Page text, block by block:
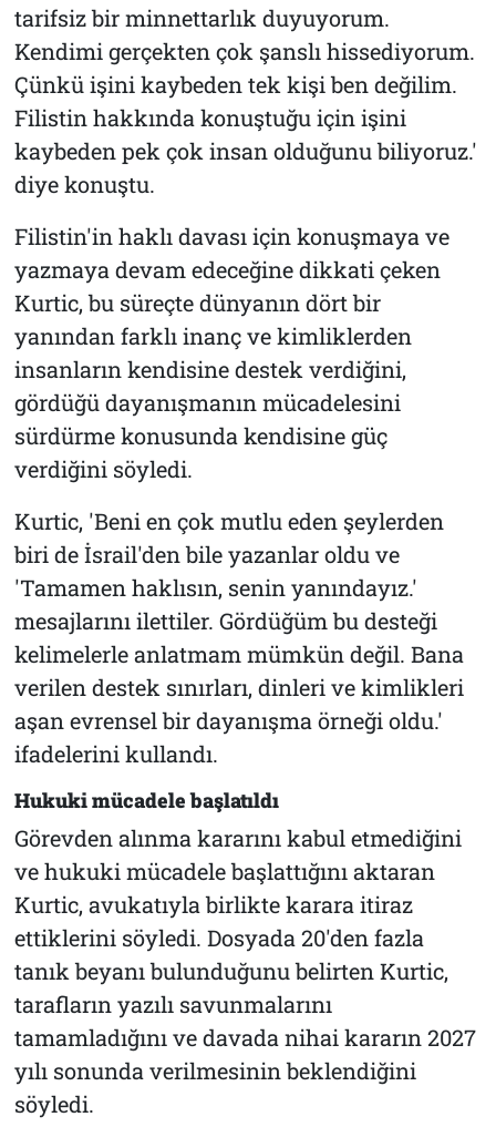
tarifsiz bir minnettarlık duyuyorum.
Kendimi gerçekten çok şanslı hissediyorum.
Çünkü işini kaybeden tek kişi ben değilim.
Filistin hakkında konuştuğu için işini
kaybeden pek çok insan olduğunu biliyoruz.'
diye konuştu.
Filistin'in haklı davası için konuşmaya ve
yazmaya devam edeceğine dikkati çeken
Kurtic, bu süreçte dünyanın dört bir
yanından farklı inanç ve kimliklerden
insanların kendisine destek verdiğini,
gördüğü dayanışmanın mücadelesini
sürdürme konusunda kendisine güç
verdiğini söyledi.
Kurtic, 'Beni en çok mutlu eden şeylerden
biri de İsrail'den bile yazanlar oldu ve
'Tamamen haklısın, senin yanındayız.'
mesajlarını ilettiler. Gördüğüm bu desteği
kelimelerle anlatmam mümkün değil. Bana
verilen destek sınırları, dinleri ve kimlikleri
aşan evrensel bir dayanışma örneği oldu.'
ifadelerini kullandı.
Hukuki mücadele başlatıldı
Görevden alınma kararını kabul etmediğini
ve hukuki mücadele başlattığını aktaran
Kurtic, avukatıyla birlikte karara itiraz
ettiklerini söyledi. Dosyada 20'den fazla
tanık beyanı bulunduğunu belirten Kurtic,
tarafların yazılı savunmalarını
tamamladığını ve davada nihai kararın 2027
yılı sonunda verilmesinin beklendiğini
söyledi.